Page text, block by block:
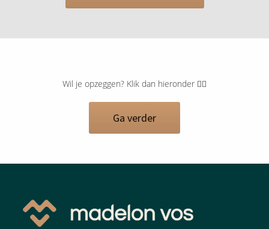
Wil je opzeggen? Klik dan hieronder 👇🏻
Ga verder